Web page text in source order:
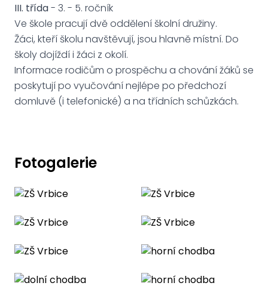
III. třída- 3. - 5. ročník
Ve škole pracují dvě oddělení školní družiny.
Žáci, kteří školu navštěvují, jsou hlavně místní. Do
školy dojíždí i žáci z okolí.
Informace rodičům o prospěchu a chování žáků se
poskytují po vyučování nejlépe po předchozí
domluvě (i telefonické) a na třídních schůzkách.
Fotogalerie